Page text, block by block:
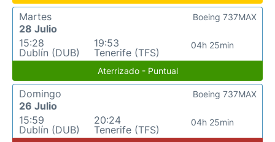
Martes
28 Julio
15:28
Dublín (DUB)
19:53
Tenerife (TFS)
04h 25min
Boeing 737MAX
Aterrizado - Puntual
Domingo
26 Julio
15:59
Dublín (DUB)
20:24
Tenerife (TFS)
04h 25min
Boeing 737MAX